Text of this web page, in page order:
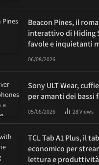
Beacon Pines, il
interattivo di Hiding
favole e inquietanti
06/08/2026
Sony ULT Wear,
per amanti dei bassi
05/08/2026 28Views
TCL Tab A1 Plus, il
economico per
lettura e produttività